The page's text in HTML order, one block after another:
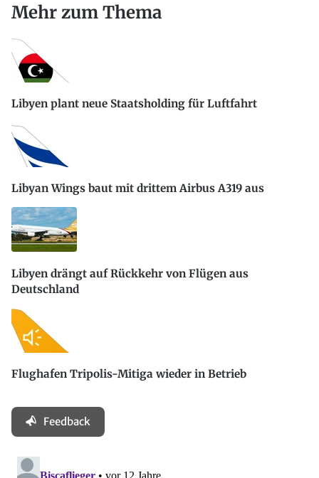
Mehr zum Thema
Libyen plant neue Staatsholding für Luftfahrt
Libyan Wings baut mit drittem Airbus A319 aus
Libyen drängt auf Rückkehr von Flügen aus
Deutschland
Flughafen Tripolis-Mitiga wieder in Betrieb
Feedback